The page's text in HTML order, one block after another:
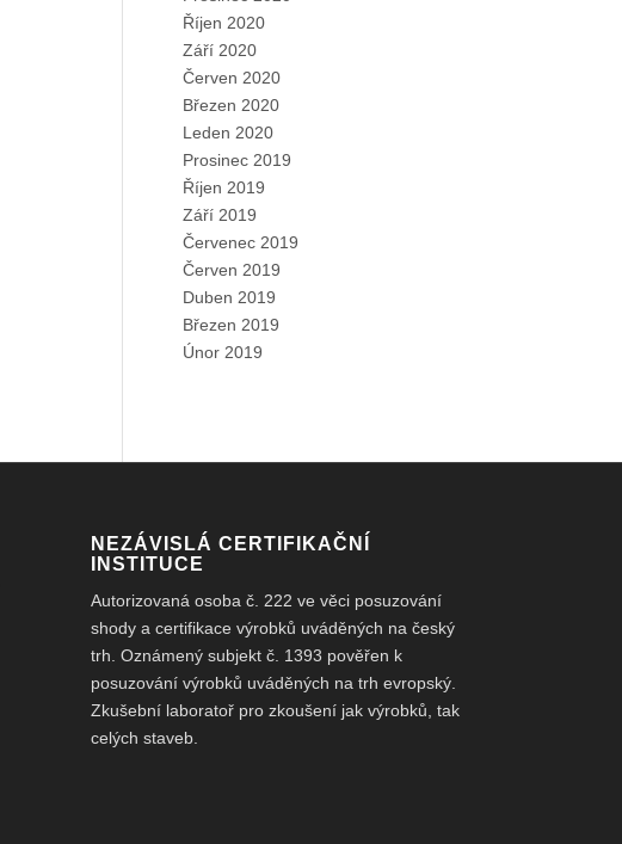
Říjen 2020
Září 2020
Červen 2020
Březen 2020
Leden 2020
Prosinec 2019
Říjen 2019
Září 2019
Červenec 2019
Červen 2019
Duben 2019
Březen 2019
Únor 2019
NEZÁVISLÁ CERTIFIKAČNÍ
INSTITUCE
Autorizovaná osoba č. 222 ve věci posuzování
shody a certifikace výrobků uváděných na český
trh. Oznámený subjekt č. 1393 pověřen k
posuzování výrobků uváděných na trh evropský.
Zkušební laboratoř pro zkoušení jak výrobků, tak
celých staveb.